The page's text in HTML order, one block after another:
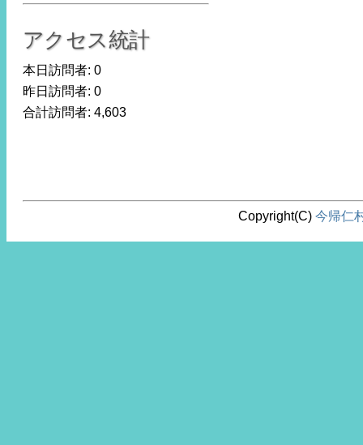
アクセス統計
本日訪問者: 0
昨日訪問者: 0
合計訪問者: 4,603
Copyright(C)今帰仁